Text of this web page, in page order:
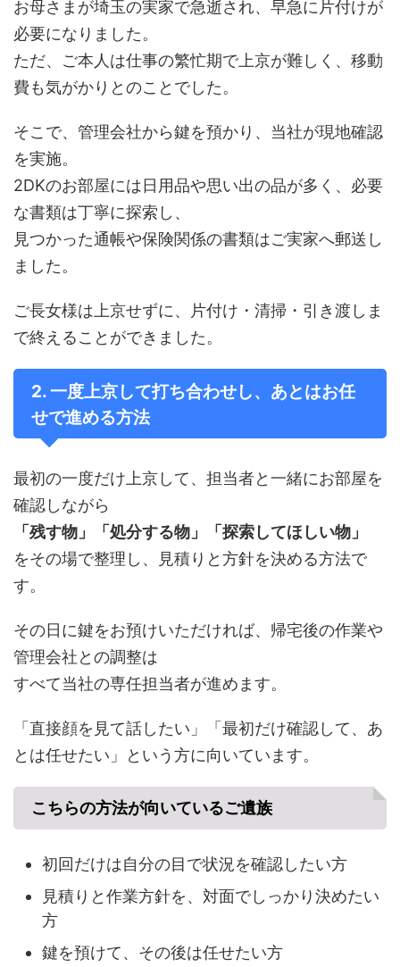
お母さまが埼玉の実家で急逝され、早急に片付けが
必要になりました。
ただ、ご本人は仕事の繁忙期で上京が難しく、移動
費も気がかりとのことでした。
そこで、管理会社から鍵を預かり、当社が現地確認
を実施。
2DKのお部屋には日用品や思い出の品が多く、必要
な書類は丁寧に探索し、
見つかった通帳や保険関係の書類はご実家へ郵送し
ました。
ご長女様は上京せずに、片付け・清掃・引き渡しま
で終えることができました。
2. 一度上京して打ち合わせし、あとはお任
せで進める方法
最初の一度だけ上京して、担当者と一緒にお部屋を
確認しながら
「残す物」「処分する物」「探索してほしい物」
をその場で整理し、見積りと方針を決める方法で
す。
その日に鍵をお預けいただければ、帰宅後の作業や
管理会社との調整は
すべて当社の専任担当者が進めます。
「直接顔を見て話したい」「最初だけ確認して、あ
とは任せたい」という方に向いています。
こちらの方法が向いているご遺族
初回だけは自分の目で状況を確認したい方
見積りと作業方針を、対面でしっかり決めたい
方
鍵を預けて、その後は任せたい方